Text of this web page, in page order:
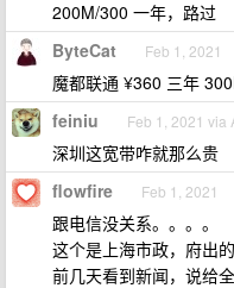
200M/300 一年，路过
ByteCat Feb 1, 2021
魔都联通 ¥360 三年
feiniu Feb 1, 2021 via
深圳这宽带咋就那么贵
flowfire Feb 1, 2021
跟电信没关系。。。。
这个是上海市政，府出的
前几天看到新闻，说给